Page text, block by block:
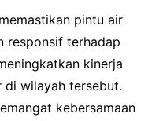
pintu air
responsif terhadap
kinerja
di wilayah tersebut.
kebersamaan